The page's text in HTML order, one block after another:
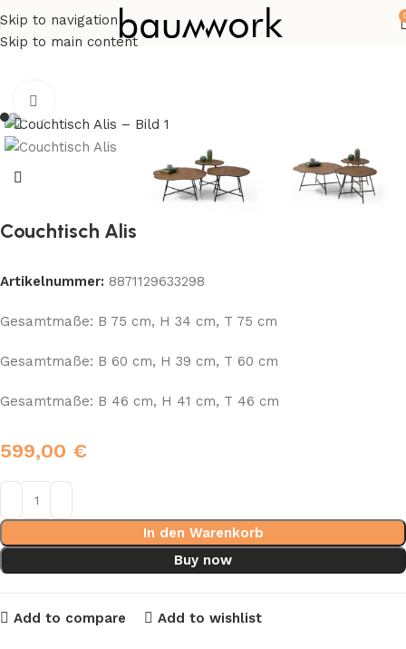
Skip to navigation
Skip to main content
Start Couchtische & Beistelltische
Couchtisch Alis
Artikelnummer: 8871129633298
Gesamtmaße: B 75 cm, H 34 cm, T 75 cm
Gesamtmaße: B 60 cm, H 39 cm, T 60 cm
Gesamtmaße: B 46 cm, H 41 cm, T 46 cm
599,00 €
In den Warenkorb
Buy now
Add to compare Add to wishlist